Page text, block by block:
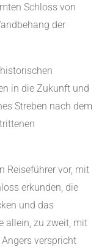
Schloss von
der
in die Zukunft und
Streben nach dem
Reiseführer vor, mit
erkunden, die
und das
allein, zu zweit, mit
verspricht